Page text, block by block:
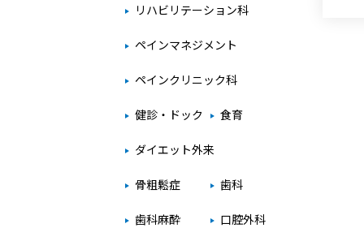
リハビリテーション科
ペインマネジメント
ペインクリニック科
健診・ドック 食育
ダイエット外来
骨粗鬆症 歯科
歯科麻酔 口腔外科